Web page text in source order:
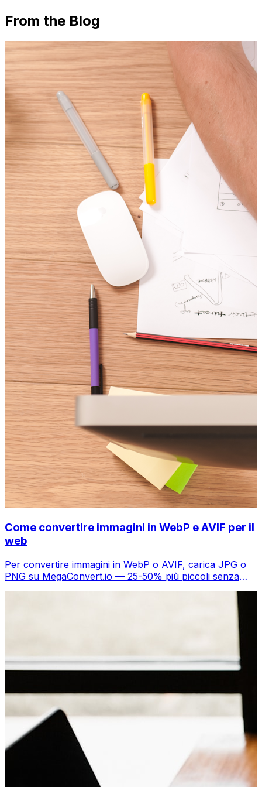
From the Blog
Come convertire immagini in WebP e AVIF per il
web
Per convertire immagini in WebP o AVIF, carica JPG o
PNG su MegaConvert.io — 25-50% più piccoli senza